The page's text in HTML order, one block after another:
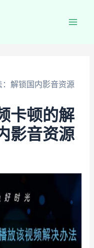
解锁国内影音资源
卡顿的解
影音资源